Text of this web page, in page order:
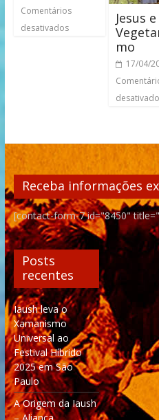
Comentários
desativados
Jesus
mo
17/04/
Receba informações
[contact-form-7 id="8450"
Posts
recentes
Iaush leva o
Xamanismo
Universal ao
Festival Híbrido
2025 em São
Paulo
A Origem da Iaush